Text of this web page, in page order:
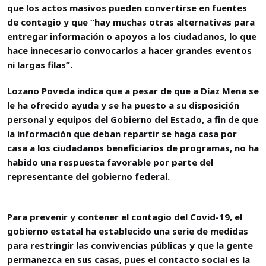
que los actos masivos pueden convertirse en fuentes
de contagio y que “hay muchas otras alternativas para
entregar información o apoyos a los ciudadanos, lo que
hace innecesario convocarlos a hacer grandes eventos
ni largas filas”.
Lozano Poveda indica que a pesar de que a Díaz Mena se
le ha ofrecido ayuda y se ha puesto a su disposición
personal y equipos del Gobierno del Estado, a fin de que
la información que deban repartir se haga casa por
casa a los ciudadanos beneficiarios de programas, no ha
habido una respuesta favorable por parte del
representante del gobierno federal.
Para prevenir y contener el contagio del Covid-19, el
gobierno estatal ha establecido una serie de medidas
para restringir las convivencias públicas y que la gente
permanezca en sus casas, pues el contacto social es la